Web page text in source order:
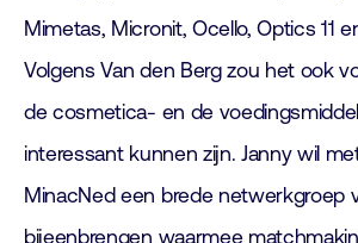
Mimetas, Micronit, Ocello, Optics 11
Volgens Van den Berg zou het ook
de cosmetica- en de
interessant kunnen zijn. Janny wil
MinacNed een brede netwerkgroep
bijeenbrengen waarmee